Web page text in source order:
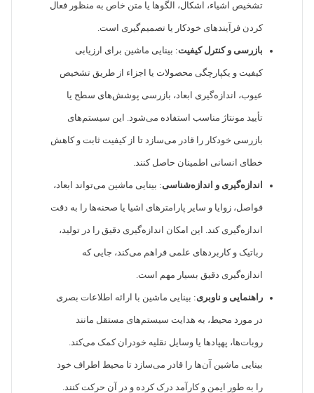
تشخیص اشیاء، اشکال، الگوها یا متن خاص به منظور فعال
کردن فرآیندهای خودکار یا تصمیم‌گیری است.
بازرسی و کنترل کیفیت: بینایی ماشین برای ارزیابی
کیفیت و یکپارچگی محصولات یا اجزاء از طریق تشخیص
عیوب، اندازه‌گیری ابعاد، بازرسی پوشش‌های سطح یا
تأیید مونتاژ مناسب استفاده می‌شود. این سیستم‌های
بازرسی خودکار را قادر می‌سازد تا از کیفیت ثابت و کاهش
خطای انسانی اطمینان حاصل کنند.
اندازه‌گیری و اندازه‌شناسی: بینایی ماشین می‌تواند ابعاد،
فواصل، زوایا و سایر پارامترهای اشیا یا صحنه‌ها را به دقت
اندازه‌گیری کند. این امکان اندازه‌گیری دقیق را در تولید،
رباتیک و کاربردهای علمی فراهم می‌کند، جایی که
اندازه‌گیری دقیق بسیار مهم است.
راهنمایی و ناوبری: بینایی ماشین با ارائه اطلاعات بصری
در مورد محیط، به هدایت سیستم‌های مستقل مانند
روبات‌ها، پهپادها یا وسایل نقلیه خودران کمک می‌کند.
بینایی ماشین آن‌ها را قادر می‌سازد تا محیط اطراف خود
را به طور ایمن و کارآمد درک کرده و در آن حرکت کنند.